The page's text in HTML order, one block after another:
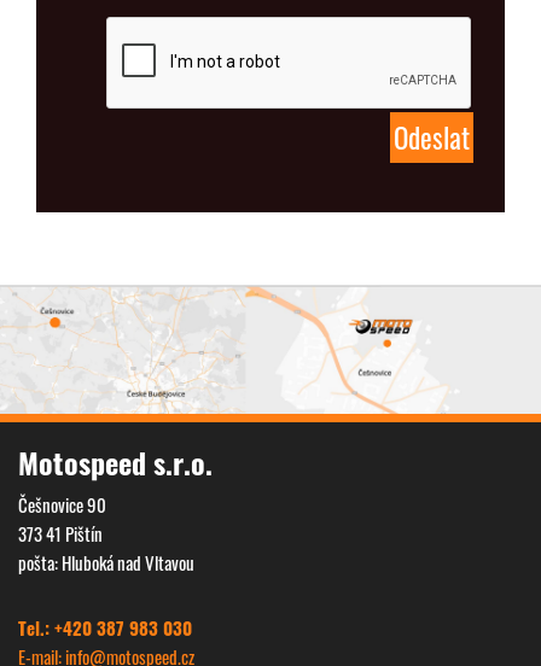
Motospeed s.r.o.
Češnovice 90
373 41 Pištín
pošta: Hluboká nad Vltavou
Tel.: +420 387 983 030
E-mail: info@motospeed.cz